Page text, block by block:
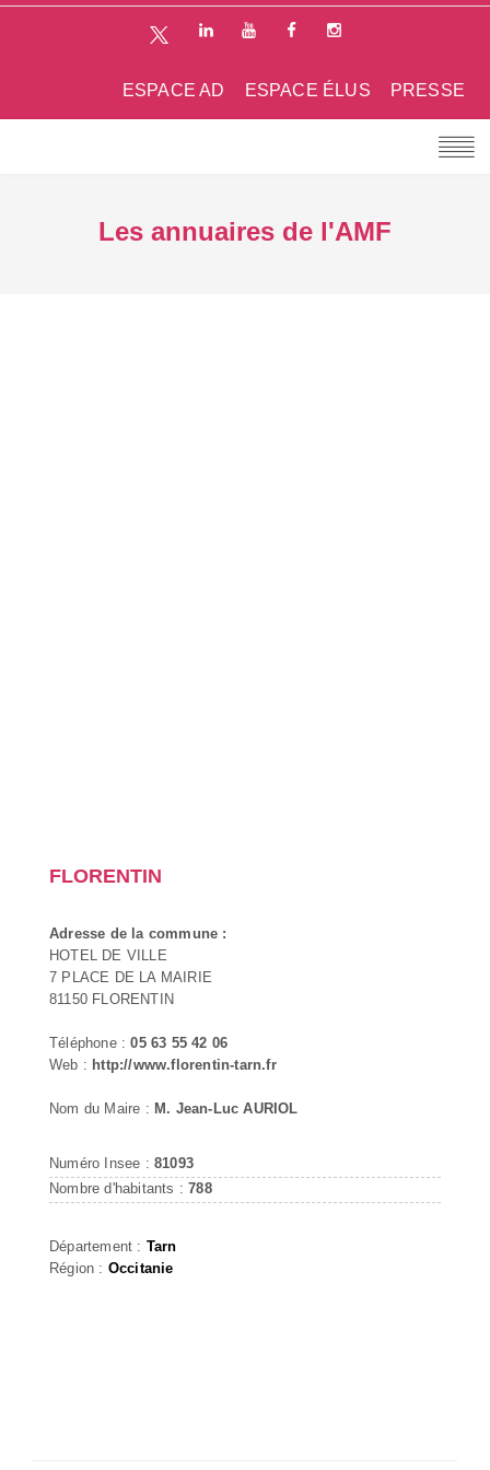
PRESSE
ESPACE ÉLUS
ESPACE AD
Les annuaires de l'AMF
FLORENTIN
Adresse de la commune :
HOTEL DE VILLE
7 PLACE DE LA MAIRIE
81150 FLORENTIN
Téléphone :05 63 55 42 06
Web : http://www.florentin-tarn.fr
Nom du Maire : M. Jean-Luc AURIOL
Numéro Insee : 81093
Nombre d'habitants :788
Département : Tarn
Région : Occitanie